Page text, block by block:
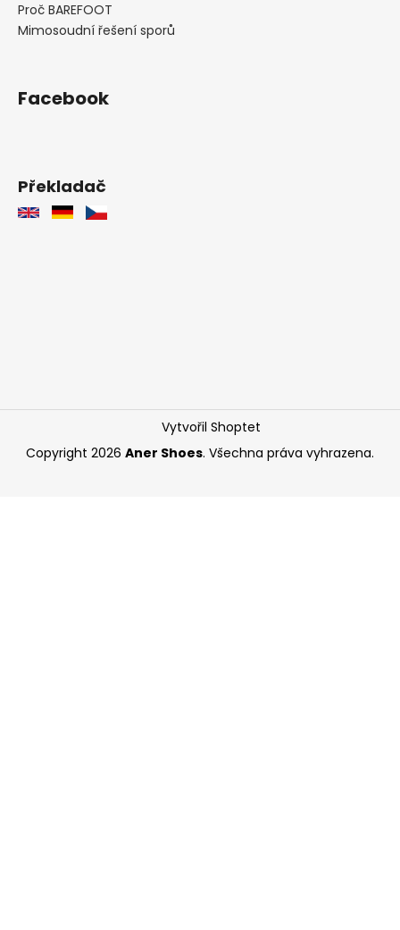
Proč BAREFOOT
Mimosoudní řešení sporů
Facebook
Překladač
Vytvořil Shoptet
Copyright 2026 Aner Shoes. Všechna práva vyhrazena.